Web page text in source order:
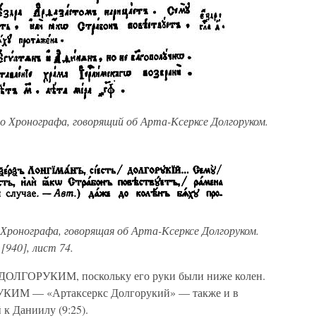
говорящий об Арта-Ксерксе Долгоруком.
говорящая об Арта-Ксерксе Долгоруком.
лист 74.
ДОЛГОРУКИМ, поскольку его руки были ниже колен.
— «Артаксеркс Долгорукий» — также и в
Даниилу (9:25).